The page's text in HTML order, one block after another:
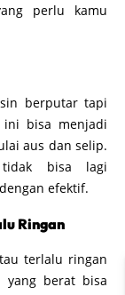
perlu kamu
berputar tapi
ini bisa menjadi
aus dan selip.
bisa lagi
efektif.
Ringan
terlalu ringan
yang berat bisa